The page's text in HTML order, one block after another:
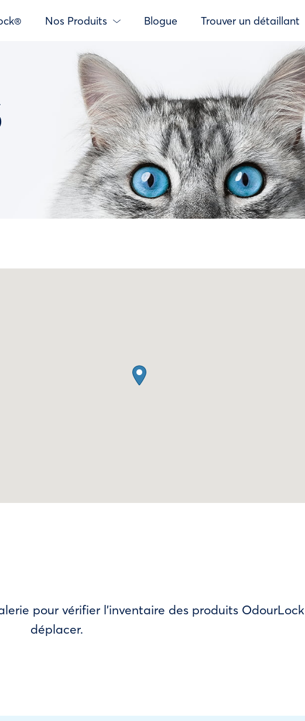
Nos Produits Blogue Trouver un détaillant
pour vérifier l’inventaire des produits
déplacer.